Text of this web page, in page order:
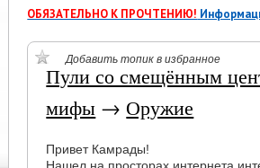
ОБЯЗАТЕЛЬНО К ПРОЧТЕНИЮ!
Добавить топик в избранное
Пули со смещённым
мифы → Оружие
Привет Камрады!